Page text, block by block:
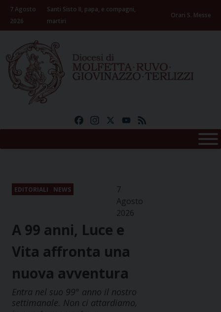
Skip
content
7 Agosto
2026
Santi Sisto II, papa, e compagni,
martiri
Orari S. Messe
FacebookInstagramYouTube
EDITORIALI NEWS
7
Agosto
2026
A 99 anni, Luce e
Vita affronta una
nuova avventura
Entra nel suo 99° anno il nostro
settimanale. Non ci attardiamo,